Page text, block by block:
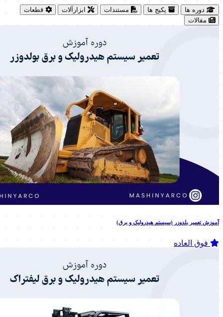
دوره ها پکیج ها مستندات ابزارآلات
قطعات
مقالات
آموزش تعمیر بلدوزر (سیستم هیدرولیک و برق)
فوق العاده